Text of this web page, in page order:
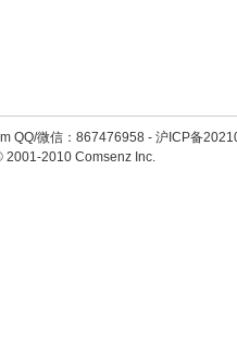
QQ/微信：867476958- 沪ICP备
2010 Comsenz Inc.